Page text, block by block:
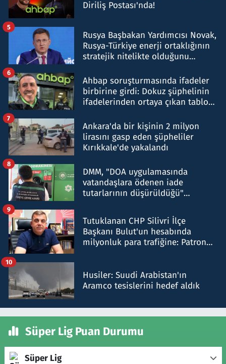
Diriliş Postası'nda!
Rusya Başbakan Yardımcısı Novak,
Rusya-Türkiye enerji ortaklığının
stratejik nitelikte olduğunu
5
Ahbap soruşturmasında ifadeler
birbirine girdi: Dokuz şüphelinin
ifadelerinden ortaya çıkan tablo
6
Ankara'da bir kişinin 2 milyon
lirasını gasp eden şüpheliler
Kırıkkale'de yakalandı
7
DMM, "DOA uygulamasında
vatandaşlara ödenen iade
tutarlarının düşürüldüğü"
8
Tutuklanan CHP Silivri İlçe
Başkanı Bulut'un hesabında
milyonluk para trafiğine: Patron
9
Husiler: Suudi Arabistan'ın
Aramco tesislerini hedef aldık
10
Süper Lig Puan Durumu
Süper Lig